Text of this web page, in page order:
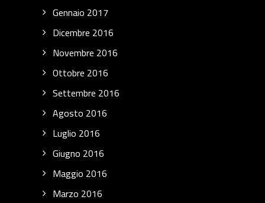
Gennaio 2017
Dicembre 2016
Novembre 2016
Ottobre 2016
Settembre 2016
Agosto 2016
Luglio 2016
Giugno 2016
Maggio 2016
Marzo 2016